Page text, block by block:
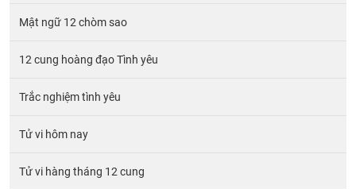
Mật ngữ 12 chòm sao
12 cung hoàng đạo Tình yêu
Trắc nghiệm tình yêu
Tử vi hôm nay
Tử vi hàng tháng 12 cung